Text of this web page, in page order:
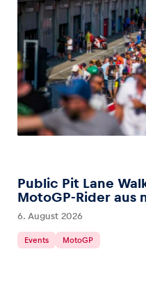
Public Pit Lane
MotoGP-Rider aus
6. August 2026
Events MotoGP